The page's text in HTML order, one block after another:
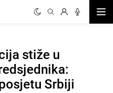
stiže u
Srbiji